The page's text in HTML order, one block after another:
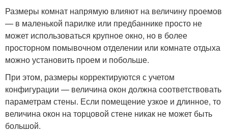
Размеры комнат напрямую влияют на величину проемов
— в маленькой парилке или предбаннике просто не
может использоваться крупное окно, но в более
просторном помывочном отделении или комнате отдыха
можно установить проем и побольше.
При этом, размеры корректируются с учетом
конфигурации — величина окон должна соответствовать
параметрам стены. Если помещение узкое и длинное, то
величина окон на торцовой стене никак не может быть
большой.